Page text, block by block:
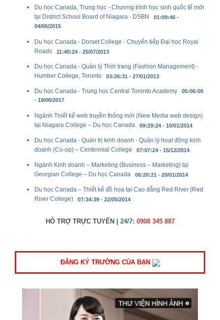
Du học Canada, Trung học - Chương trình học sinh quốc tế mới
tại District School Board of Niagara - DSBN 01:09:46 -
04/06/2015
Du học Canada - Dorset College - Chuyển tiếp Đại học Royal
Roads 11:40:24 - 25/07/2013
Du học Canada - Quản lý Thời trang (Fashion Management) -
Humber College, Toronto 03:26:31 - 27/01/2013
Du học Canada - Trung học Central Toronto Academy 05:06:00
- 19/06/2017
Ngành Thiết kế web truyền thông mới (New Media web design)
tại Niagara College – Du học Canada 09:29:24 - 10/01/2014
Du học Canada - Quản trị kinh doanh - Quản lý hoạt động kinh
doanh (Co-op) – Centennial College 07:07:24 - 15/12/2014
Ngành Kinh doanh – Marketing (Business – Marketing) tại
Georgian College – Du học Canada 06:20:21 - 20/01/2014
Du học Canada – Thiết kế đồ họa tại Cao đẳng Red River (Red
River College) 07:34:39 - 22/05/2014
HỖ TRỢ TRỰC TUYẾN | 24/7: 0908 345 887
ĐĂNG KÝ TRƯỜNG CỦA BẠN